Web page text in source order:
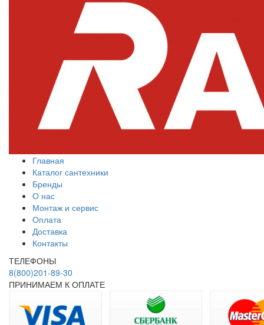
Главная
Каталог сантехники
Бренды
О нас
Монтаж и сервис
Оплата
Доставка
Контакты
ТЕЛЕФОНЫ
8(800)201-89-30
ПРИНИМАЕМ К ОПЛАТЕ